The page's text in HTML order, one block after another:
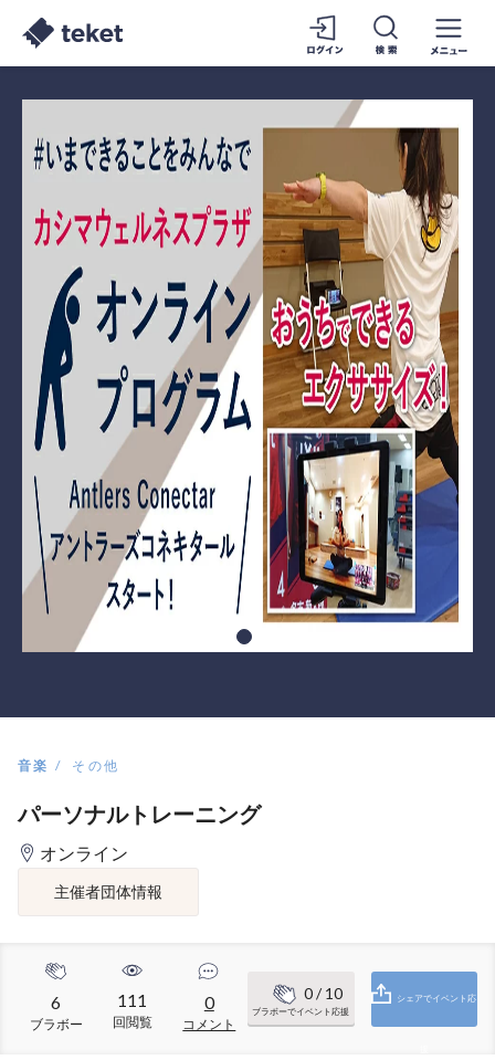
音楽 その他
パーソナルトレーニング
オンライン
主催者団体情報
6
ブラボー
111
回閲覧
0
コメント
0/ 10
ブラボーでイベント応援
シェアでイベント応